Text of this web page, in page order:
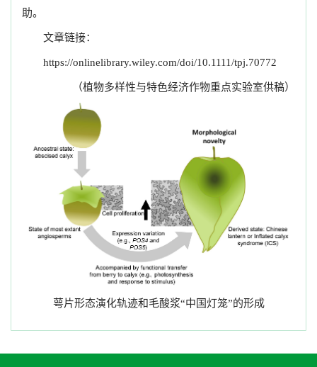
助。
文章链接：
https://onlinelibrary.wiley.com/doi/10.1111/tpj.70772
（植物多样性与特色经济作物重点实验室供稿）
萼片形态演化轨迹和毛酸浆“中国灯笼”的形成